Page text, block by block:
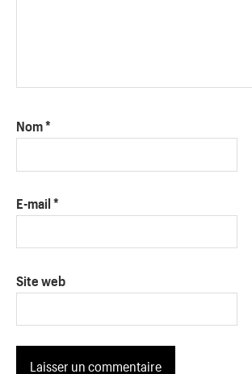
Nom*
E-mail *
Site web